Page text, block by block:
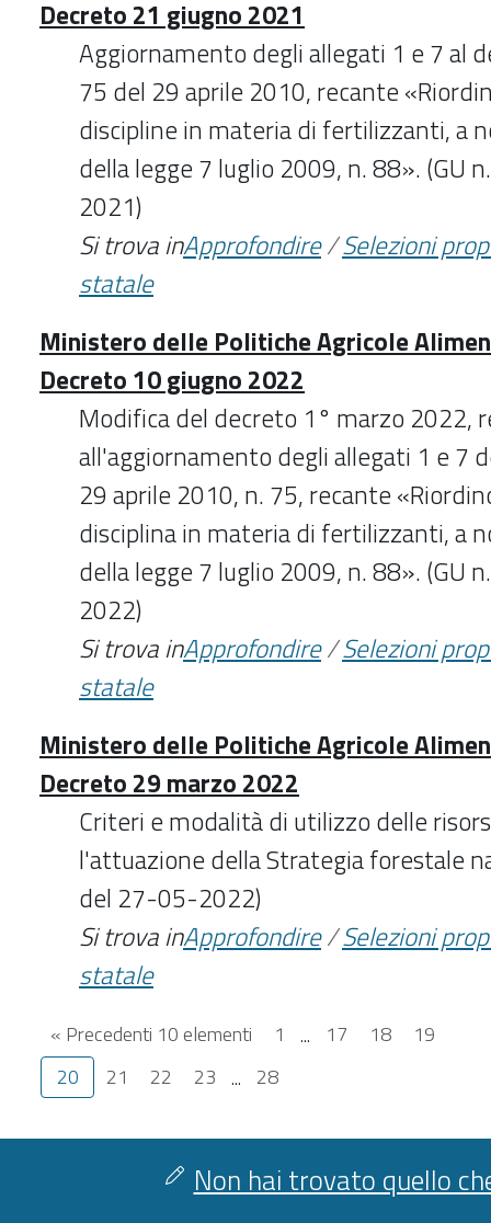
Decreto 21 giugno 2021
Aggiornamento degli allegati 1 e 7 al
75 del 29 aprile 2010, recante
discipline in materia di fertilizzanti, a
della legge 7 luglio 2009, n. 88». (GU
2021)
Si trova inApprofondire/Selezioni
statale
Ministero delle Politiche Agricole
Decreto 10 giugno 2022
Modifica del decreto 1° marzo 2022,
all'aggiornamento degli allegati 1 e 7
29 aprile 2010, n. 75, recante
disciplina in materia di fertilizzanti, a
della legge 7 luglio 2009, n. 88». (GU
2022)
Si trova inApprofondire/Selezioni
statale
Ministero delle Politiche Agricole
Decreto 29 marzo 2022
Criteri e modalità di utilizzo delle
l'attuazione della Strategia forestale
del 27-05-2022)
Si trova inApprofondire/Selezioni
statale
« Precedenti 10 elementi 1 ... 17 18
19
20
21 22 23 ... 28
Non hai trovato quello